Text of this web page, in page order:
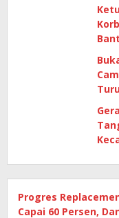
Progres
Capai 60 Persen,